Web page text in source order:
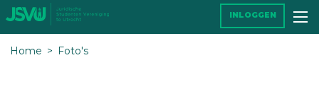
Home Foto's
INLOGGEN